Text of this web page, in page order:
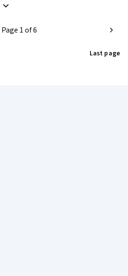
Page 1 of 6
Last page